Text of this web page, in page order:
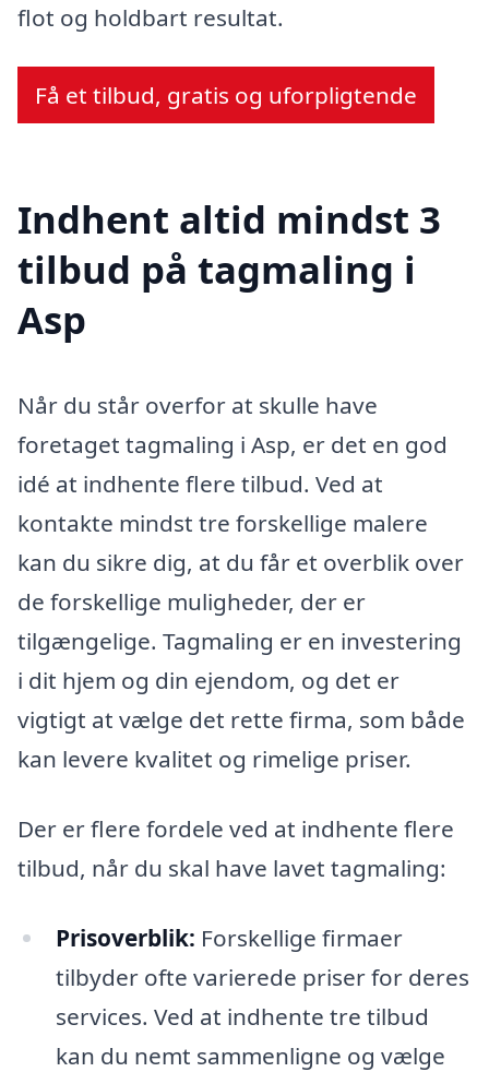
flot og holdbart resultat.
Få et tilbud, gratis og uforpligtende
Indhent altid mindst 3
tilbud på tagmaling i
Asp
Når du står overfor at skulle have
foretaget tagmaling i Asp, er det en god
idé at indhente flere tilbud. Ved at
kontakte mindst tre forskellige malere
kan du sikre dig, at du får et overblik over
de forskellige muligheder, der er
tilgængelige. Tagmaling er en investering
i dit hjem og din ejendom, og det er
vigtigt at vælge det rette firma, som både
kan levere kvalitet og rimelige priser.
Der er flere fordele ved at indhente flere
tilbud, når du skal have lavet tagmaling:
Prisoverblik: Forskellige firmaer
tilbyder ofte varierede priser for deres
services. Ved at indhente tre tilbud
kan du nemt sammenligne og vælge